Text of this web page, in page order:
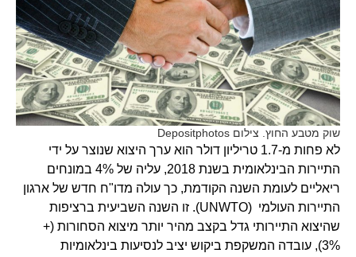
שוק מטבע החוץ. צילום Depositphotos
לא פחות מ-1.7 טריליון דולר הוא ערך היצוא שנוצר על ידי
התיירות הבינלאומית בשנת 2018, עליה של 4% במונחים
ריאליים לעומת השנה הקודמת, כך עולה מדו"ח חדש של ארגון
התיירות העולמי (UNWTO). זו השנה השביעית ברציפות
שהיצוא התיירותי גדל בקצב מהיר יותר מיצוא הסחורות (+
3%), עובדה המשקפת ביקוש יציב לנסיעות בינלאומיות